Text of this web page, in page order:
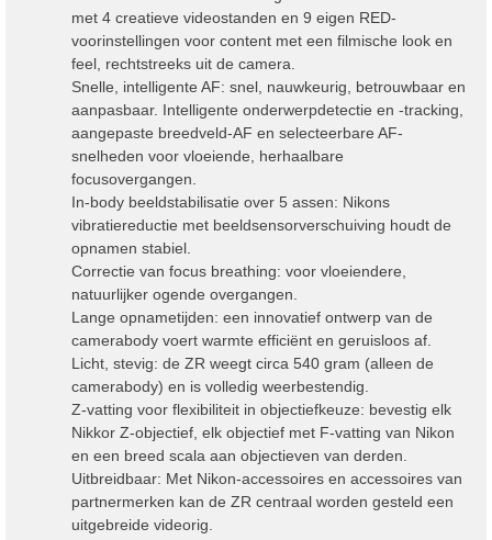
met 4 creatieve videostanden en 9 eigen RED-
voorinstellingen voor content met een filmische look en
feel, rechtstreeks uit de camera.
Snelle, intelligente AF: snel, nauwkeurig, betrouwbaar en
aanpasbaar. Intelligente onderwerpdetectie en -tracking,
aangepaste breedveld-AF en selecteerbare AF-
snelheden voor vloeiende, herhaalbare
focusovergangen.
In-body beeldstabilisatie over 5 assen: Nikons
vibratiereductie met beeldsensorverschuiving houdt de
opnamen stabiel.
Correctie van focus breathing: voor vloeiendere,
natuurlijker ogende overgangen.
Lange opnametijden: een innovatief ontwerp van de
camerabody voert warmte efficiënt en geruisloos af.
Licht, stevig: de ZR weegt circa 540 gram (alleen de
camerabody) en is volledig weerbestendig.
Z-vatting voor flexibiliteit in objectiefkeuze: bevestig elk
Nikkor Z-objectief, elk objectief met F-vatting van Nikon
en een breed scala aan objectieven van derden.
Uitbreidbaar: Met Nikon-accessoires en accessoires van
partnermerken kan de ZR centraal worden gesteld een
uitgebreide videorig.